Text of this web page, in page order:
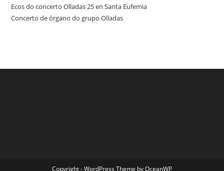
Ecos do concerto Olladas 25 en Santa Eufemia
Concerto de órgano do grupo Olladas
Copyright - WordPress Theme by OceanWP